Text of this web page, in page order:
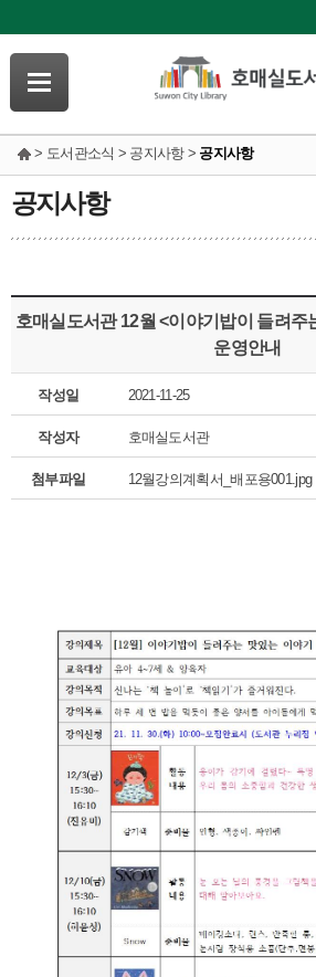
> 도서관소식 > 공지사항 > 공지사항
공지사항
호매실도서관 12월 <이야기밥이 들려주
운영안내
작성일 2021-11-25
작성자 호매실도서관
첨부파일 12월강의계획서_배포용001.jpg